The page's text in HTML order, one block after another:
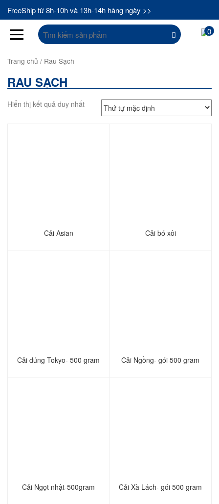
FreeShip từ 8h-10h và 13h-14h hàng ngày >>
Tìm
kiếm:
0
Trang chủ / Rau Sạch
RAU SẠCH
Hiển thị kết quả duy nhất
Cải Asian Cải bó xôi
Cải dúng Tokyo- 500 gram Cải Ngồng- gói 500 gram
Cải Ngọt nhật-500gram Cải Xà Lách- gói 500 gram